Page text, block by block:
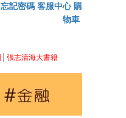
忘記密碼 客服中心 購
物車
張志清海大書籍